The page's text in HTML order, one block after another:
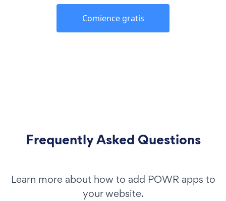
Comience gratis
Frequently Asked Questions
Learn more about how to add POWR apps to
your website.